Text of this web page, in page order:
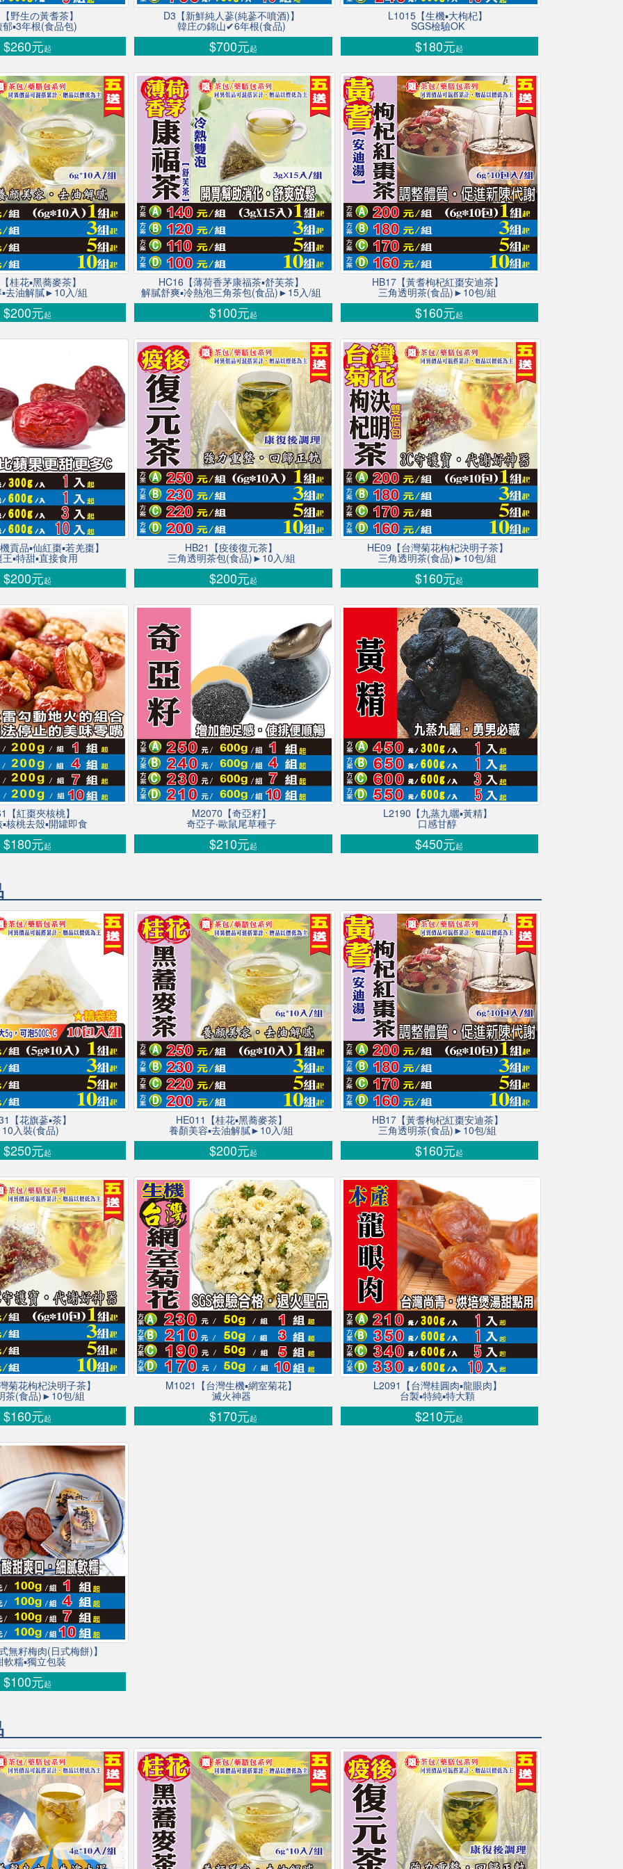
野生の黃耆茶】
▪3年根(食品包)
$260元起
D3【新鮮純人蔘(純蔘不噴酒)】
韓庄の錦山✔6年根(食品)
$700元起
L1015【生機▪大枸杞】
SGS檢驗OK
$180元起
桂花▪黑蕎麥茶】
去油解膩►10入/組
$200元起
HC16【薄荷香茅康福茶▪舒芙茶】
解膩舒爽▪冷熱泡三角茶包(食品)►15入/組
$100元起
HB17【黃耆枸杞紅棗安迪茶】
三角透明茶(食品)►10包/組
$160元起
貢品▪仙紅棗▪若羌棗】
▪特甜▪直接食用
$200元起
HB21【疫後復元茶】
三角透明茶包(食品)►10入/組
$200元起
HE09【台灣菊花枸杞決明子茶】
三角透明茶(食品)►10包/組
$160元起
【紅棗夾核桃】
核桃去殼▪開罐即食
$180元起
M2070【奇亞籽】
奇亞子‧歐鼠尾草種子
$210元起
L2190【九蒸九曬▪黃精】
口感甘醇
$450元起
【花旗蔘▪茶】
入裝(食品)
$250元起
HE011【桂花▪黑蕎麥茶】
養顏美容▪去油解膩►10入/組
$200元起
HB17【黃耆枸杞紅棗安迪茶】
三角透明茶(食品)►10包/組
$160元起
菊花枸杞決明子茶】
茶(食品)►10包/組
$160元起
M1021【台灣生機▪網室菊花】
滅火神器
$170元起
L2091【台灣桂圓肉▪龍眼肉】
台製▪特純▪特大顆
$210元起
無籽梅肉(日式梅餅)】
軟糯▪獨立包裝
$100元起